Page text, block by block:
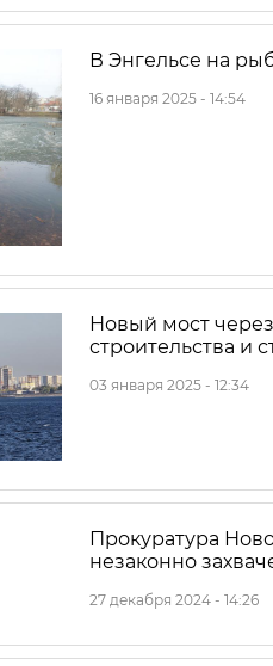
В Энгельсе на
16 января 2025 - 14:54
Новый мост через
строительства и
03 января 2025 - 12:34
Прокуратура
незаконно
27 декабря 2024 - 14:26